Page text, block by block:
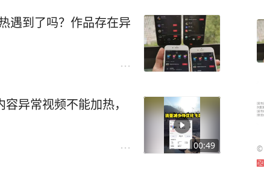
遇到了吗？作品存在异
00:49
异常视频不能加热，
©